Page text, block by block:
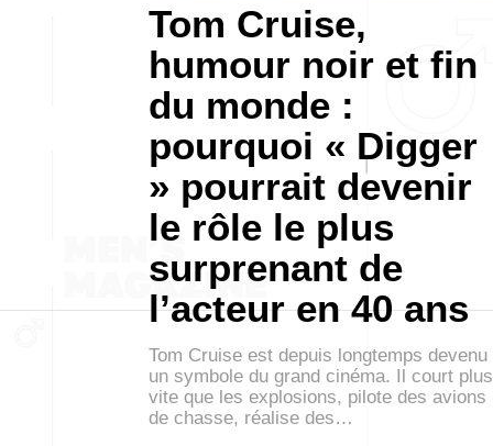
Tom Cruise,
humour noir et fin
du monde :
pourquoi « Digger
» pourrait devenir
le rôle le plus
surprenant de
l’acteur en 40 ans
Tom Cruise est depuis longtemps devenu
un symbole du grand cinéma. Il court plus
vite que les explosions, pilote des avions
de chasse, réalise des…